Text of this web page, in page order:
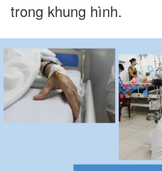
trong khung hình.